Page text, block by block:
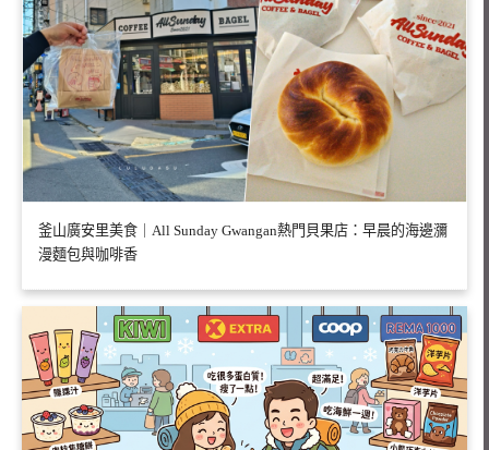
釜山廣安里美食｜All Sunday Gwangan熱門貝果店：早晨的海邊瀰
漫麵包與咖啡香